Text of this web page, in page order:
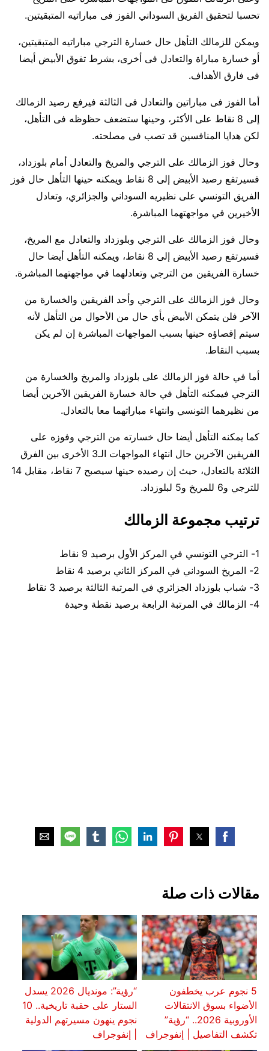
تحسبا لتحقيق الفريق السوداني الفوز فى مباراتيه المتبقيتين.
ويمكن للزمالك التأهل حال خسارة الترجي مباراتيه المتبقيتين،
أو خسارة مباراة والتعادل فى أخرى، بشرط تفوق الأبيض أيضا
فى فارق الأهداف.
أما الفوز فى مباراتين والتعادل فى الثالثة فيرفع رصيد الزمالك
إلى 8 نقاط على الأكثر، وحينها ستضعف حظوظه فى التأهل،
لكن هدايا المنافسين قد تصب فى مصلحته.
وحال فوز الزمالك على الترجي والمريخ والتعادل أمام بلوزداد،
فسيرتفع رصيد الأبيض إلى 8 نقاط ويمكنه حينها التأهل حال فوز
الفريق التونسي على نظيريه السوداني والجزائري، وتعادل
الأخيرين في مواجهتهما المباشرة.
وحال فوز الزمالك على الترجي وبلوزداد والتعادل مع المريخ،
فسيرتفع رصيد الأبيض إلى 8 نقاط، ويمكنه التأهل أيضا حال
خسارة الفريقين من الترجي وتعادلهما في مواجهتهما المباشرة.
وحال فوز الزمالك على الترجي وأحد الفريقين والخسارة من
الآخر فلن يتمكن الأبيض بأي حال من الأحوال من التأهل لأنه
سيتم إقصاؤه حينها بسبب المواجهات المباشرة إن لم يكن
بسبب النقاط.
أما في حالة فوز الزمالك على بلوزداد والمريخ والخسارة من
الترجي فيمكنه التأهل في حالة خسارة الفريقين الآخرين أيضا
من نظيرهما التونسي وانتهاء مباراتهما معا بالتعادل.
كما يمكنه التأهل أيضا حال خسارته من الترجي وفوزه على
الفريقين الآخرين حال انتهاء المواجهات الـ3 الأخرى بين الفرق
الثلاثة بالتعادل، حيث إن رصيده حينها سيصبح 7 نقاط، مقابل 14
للترجي و6 للمريخ و5 لبلوزداد.
ترتيب مجموعة الزمالك
1- الترجي التونسي في المركز الأول برصيد 9 نقاط
2- المريخ السوداني في المركز الثاني برصيد 4 نقاط
3- شباب بلوزداد الجزائري في المرتبة الثالثة برصيد 3 نقاط
4- الزمالك في المرتبة الرابعة برصيد نقطة وحيدة
مقالات ذات صلة
5 نجوم عرب يخطفون
الأضواء بسوق الانتقالات
الأوروبية 2026.. “رؤية”
تكشف التفاصيل | إنفوجراف
“رؤية”: مونديال 2026 يسدل
الستار على حقبة تاريخية.. 10
نجوم ينهون مسيرتهم الدولية
| إنفوجراف